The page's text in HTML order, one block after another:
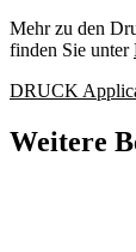
Mehr zu den
finden Sie unter
DRUCK
Weitere